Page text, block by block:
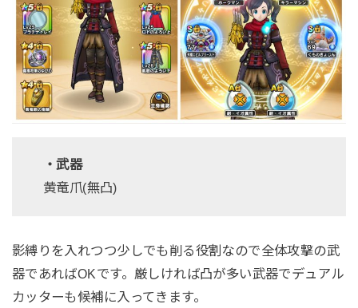
・武器
黄竜爪(無凸)
影縛りを入れつつ少しでも削る役割なので全体攻撃の武
器であればOKです。厳しければ凸が多い武器でデュアル
カッターも候補に入ってきます。